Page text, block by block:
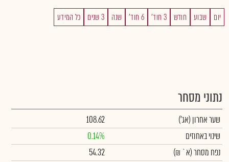
יום שבוע חודש 3 חוד' 6 חוד' שנה 3 שנים כל המידע
נתוני מסחר
שער אחרון (אג')
108.62
שינוי באחוזים
0.14%
נפח מסחר(א` ₪)
54.32